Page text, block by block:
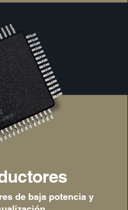
de baja potencia y